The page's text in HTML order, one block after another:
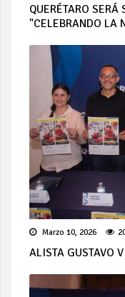
QUERÉTARO SERÁ
"CELEBRANDO LA
Marzo 10, 2026
ALISTA GUSTAVO